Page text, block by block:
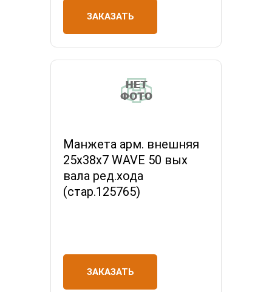
ЗАКАЗАТЬ
Манжета арм. внешняя
25х38х7 WAVE 50 вых
вала ред.хода
(стар.125765)
ЗАКАЗАТЬ